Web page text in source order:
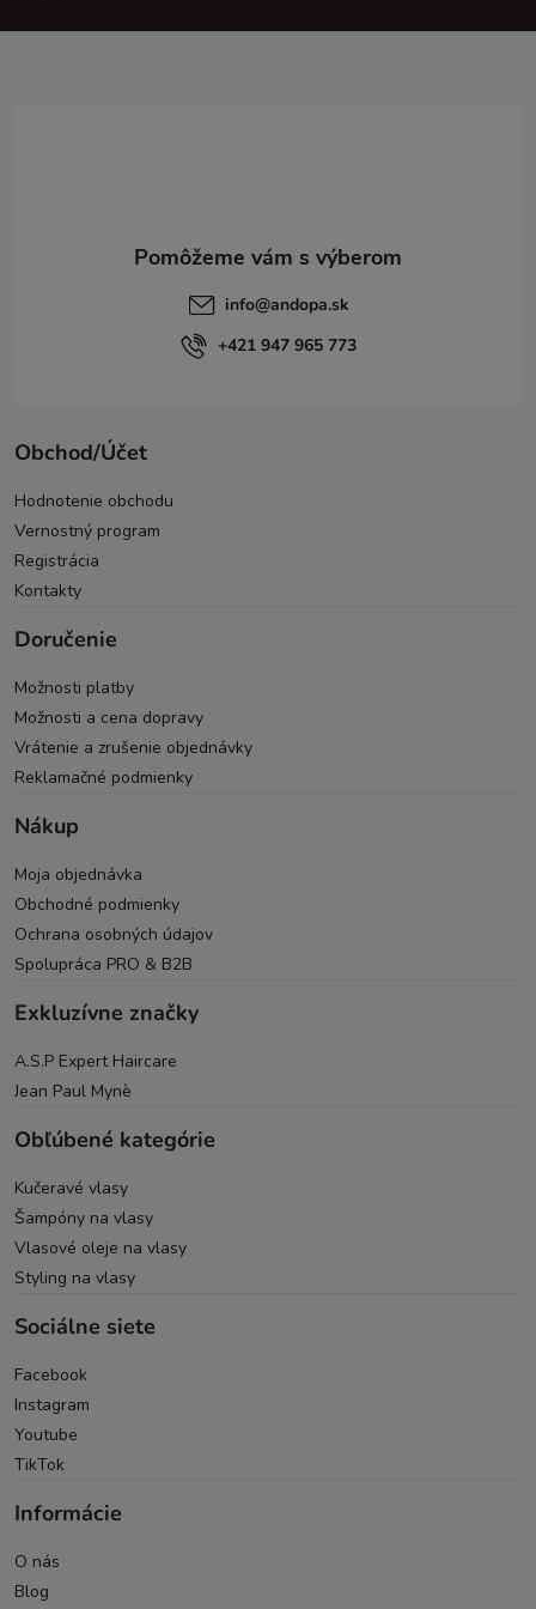
info@andopa.sk
+421 947 965 773
Obchod/Účet
Hodnotenie obchodu
Vernostný program
Registrácia
Kontakty
Doručenie
Možnosti platby
Možnosti a cena dopravy
Vrátenie a zrušenie objednávky
Reklamačné podmienky
Nákup
Moja objednávka
Obchodné podmienky
Ochrana osobných údajov
Spolupráca PRO & B2B
Exkluzívne značky
A.S.P Expert Haircare
Jean Paul Mynè
Obľúbené kategórie
Kučeravé vlasy
Šampóny na vlasy
Vlasové oleje na vlasy
Styling na vlasy
Sociálne siete
Facebook
Instagram
Youtube
TikTok
Informácie
O nás
Blog